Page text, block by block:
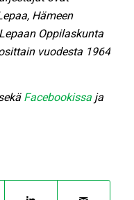
Hämeen
Oppilaskunta
vuodesta 1964
Facebookissaja